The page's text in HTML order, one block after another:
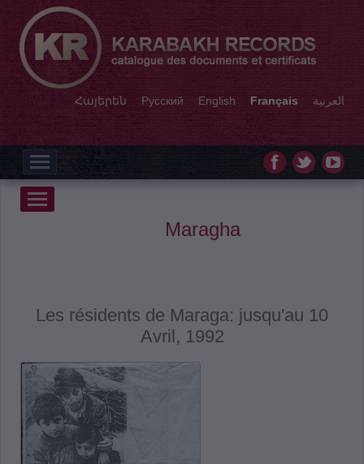
Հայերեն Русский English Français العربية
Maragha
Les résidents de Maraga: jusqu'au 10
Avril, 1992